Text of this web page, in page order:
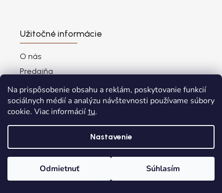
Na prispôsobenie obsahu a reklám, poskytovanie funkcií
sociálnych médií a analýzu návštevnosti používame súbory
cookie. Viac informácií tu.
Nastavenie
Odmietnuť Súhlasím
Užitočné informácie
O nás
Predajňa
Výhody nákupu
Najčastejšie otázky
Vernostný program